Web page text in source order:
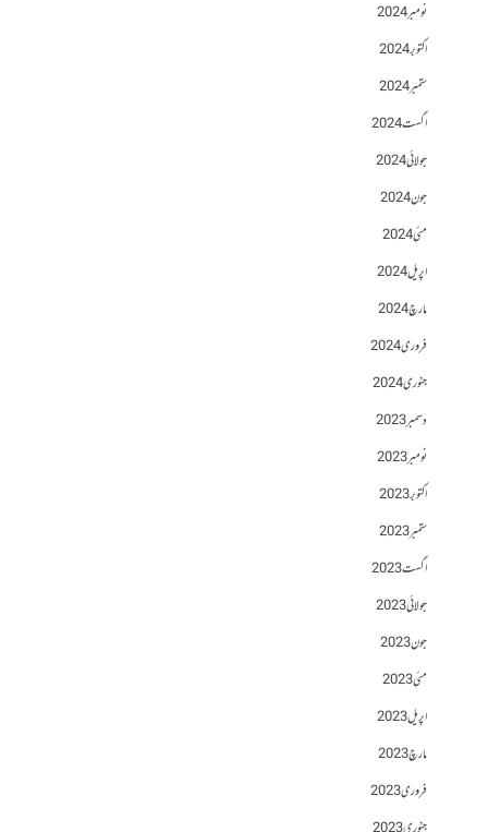
نومبر 2024
اکتوبر 2024
ستمبر 2024
اگست 2024
جولائی 2024
جون 2024
مئی 2024
اپریل 2024
مارچ 2024
فروری 2024
جنوری 2024
دسمبر 2023
نومبر 2023
اکتوبر 2023
ستمبر 2023
اگست 2023
جولائی 2023
جون 2023
مئی 2023
اپریل 2023
مارچ 2023
فروری 2023